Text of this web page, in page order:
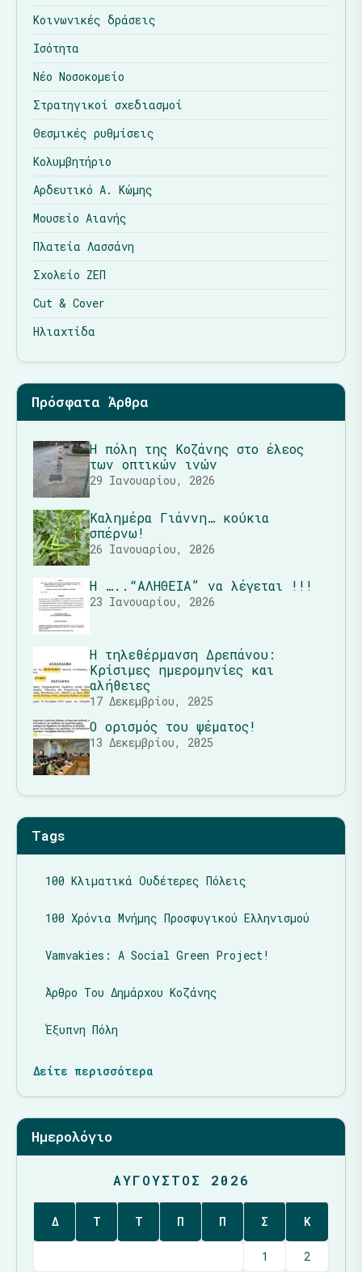
Κοινωνικές δράσεις
Ισότητα
Νέο Νοσοκομείο
Στρατηγικοί σχεδιασμοί
Θεσμικές ρυθμίσεις
Κολυμβητήριο
Αρδευτικό Α. Κώμης
Μουσείο Αιανής
Πλατεία Λασσάνη
Σχολείο ΖΕΠ
Cut & Cover
Ηλιαχτίδα
Πρόσφατα Άρθρα
Η πόλη της Κοζάνης στο έλεος
των οπτικών ινών
29 Ιανουαρίου, 2026
Καλημέρα Γιάννη… κούκια
σπέρνω!
26 Ιανουαρίου, 2026
Η …..“ΑΛΗΘΕΙΑ” να λέγεται !!!
23 Ιανουαρίου, 2026
Η τηλεθέρμανση Δρεπάνου:
Κρίσιμες ημερομηνίες και
αλήθειες
17 Δεκεμβρίου, 2025
Ο ορισμός του ψέματος!
13 Δεκεμβρίου, 2025
Tags
100 Κλιματικά Ουδέτερες Πόλεις
100 Χρόνια Μνήμης Προσφυγικού Ελληνισμού
Vamvakies: A Social Green Project!
Άρθρο Του Δημάρχου Κοζάνης
Έξυπνη Πόλη
Δείτε περισσότερα
Ημερολόγιο
ΑΎΓΟΥΣΤΟΣ 2026
Δ Τ Τ Π Π Σ Κ
1 2